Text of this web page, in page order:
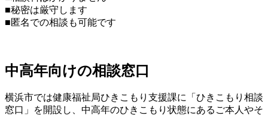
■秘密は厳守します
■匿名での相談も可能です
中⾼年向けの相談窓⼝
横浜市では健康福祉局ひきこもり⽀援課に「ひきこもり相談
窓⼝」を開設し、中⾼年のひきこもり状態にあるご本⼈やそ